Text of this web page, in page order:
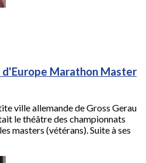
d'Europe Marathon Master
ville allemande de Gross Gerau
le théâtre des championnats
masters (vétérans). Suite à ses